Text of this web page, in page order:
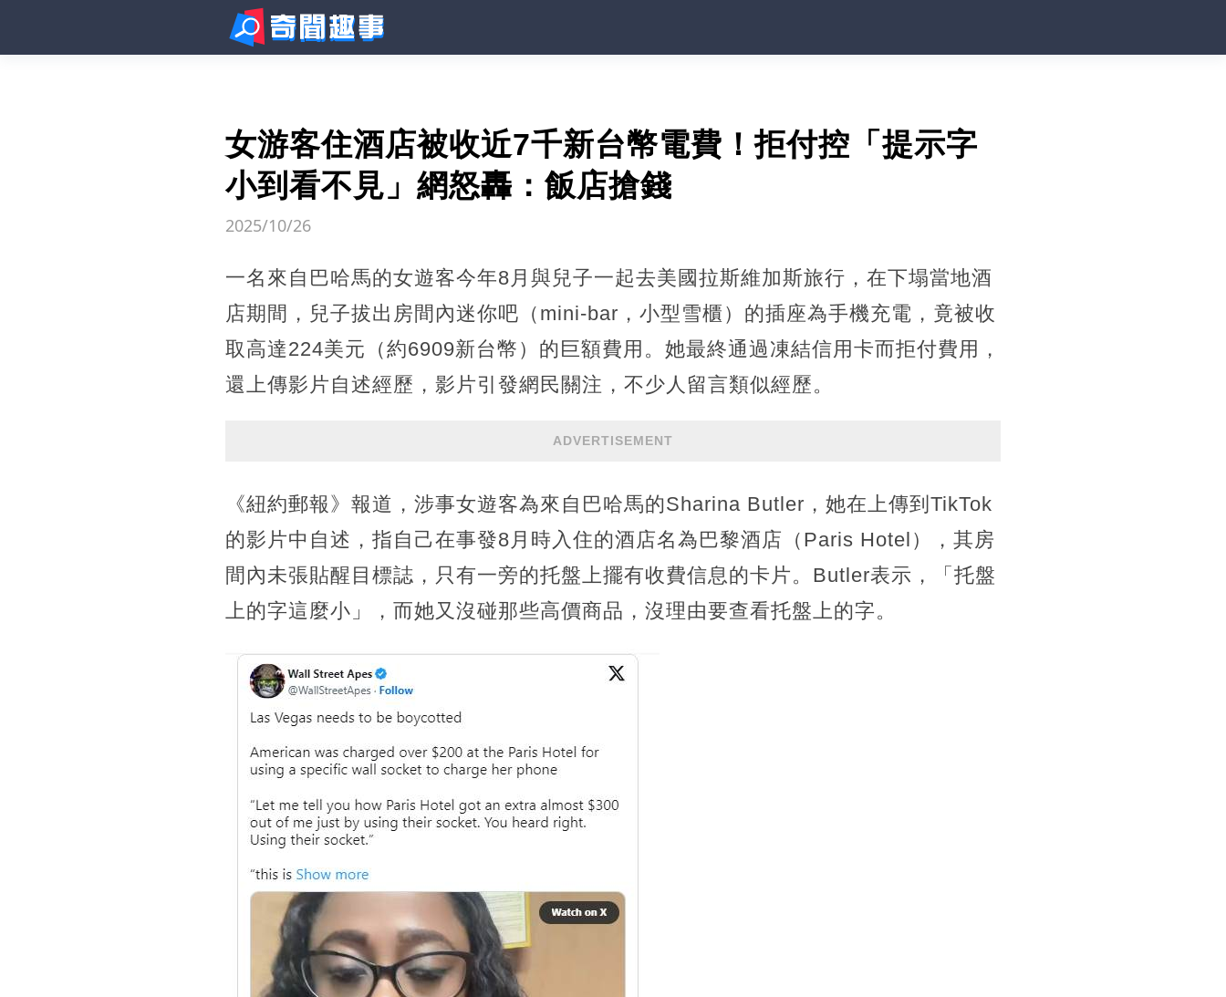
女游客住酒店被收近7千新台幣電費！拒付控「提示字
小到看不見」網怒轟：飯店搶錢​
2025/10/26
一名來自巴哈馬的女遊客今年8月與兒子一起去美國拉斯維加斯旅行，在下塌當地酒
店期間，兒子拔出房間內迷你吧（mini-bar，小型雪櫃）的插座為手機充電，竟被收
取高達224美元（約6909新台幣）的巨額費用。她最終通過凍結信用卡而拒付費用，
還上傳影片自述經歷，影片引發網民關注，不少人留言類似經歷。
ADVERTISEMENT
《紐約郵報》報道，涉事女遊客為來自巴哈馬的Sharina Butler，她在上傳到TikTok
的影片中自述，指自己在事發8月時入住的酒店名為巴黎酒店（Paris Hotel），其房
間內未張貼醒目標誌，只有一旁的托盤上擺有收費信息的卡片。Butler表示，「托盤
上的字這麼小」，而她又沒碰那些高價商品，沒理由要查看托盤上的字。